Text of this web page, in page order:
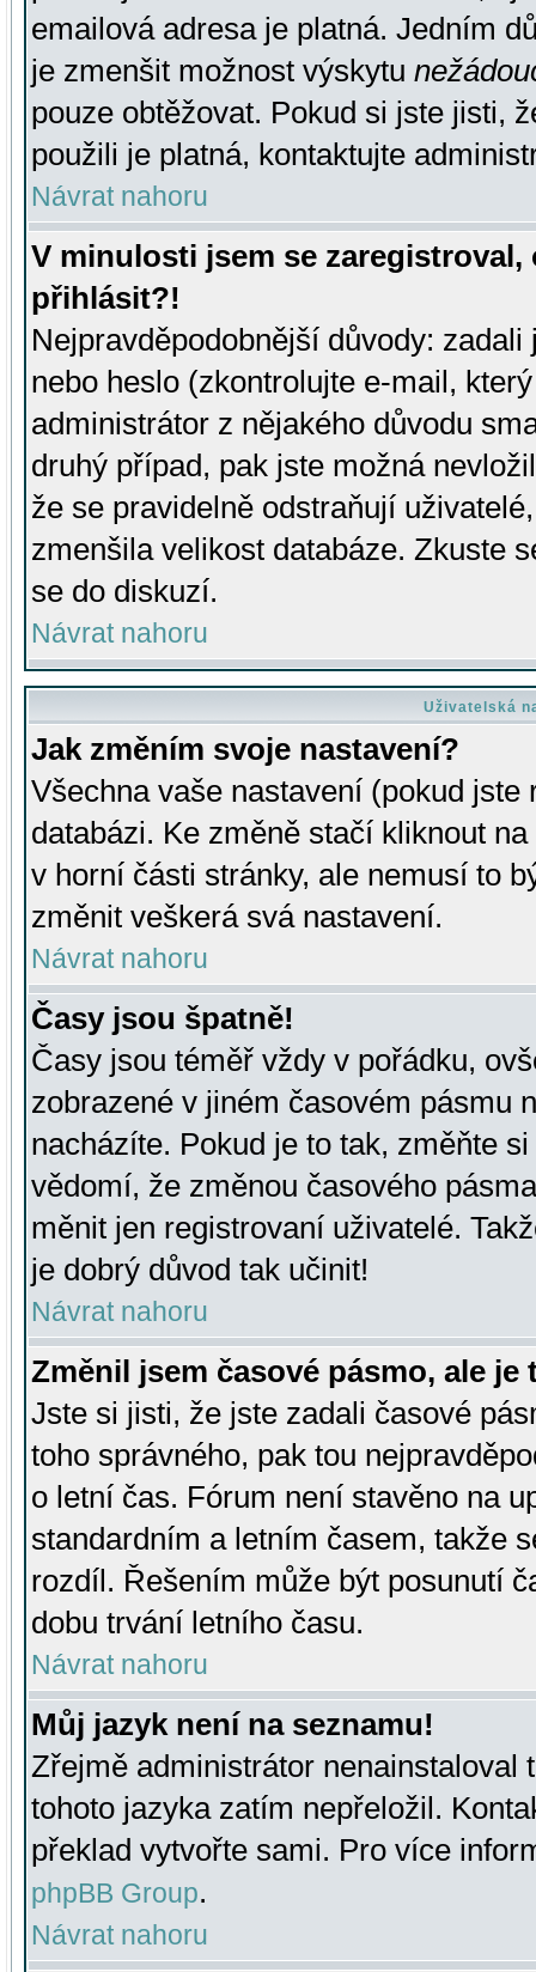
emailová adresa je platná. Jedním
je zmenšit možnost výskytu
pouze obtěžovat. Pokud si jste jisti,
použili je platná, kontaktujte
Návrat nahoru
V minulosti jsem se
přihlásit?!
Nejpravděpodobnější důvody:
nebo heslo (zkontrolujte e-mail,
administrátor z nějakého důvodu
druhý případ, pak jste možná
že se pravidelně odstraňují
zmenšila velikost databáze. Zkuste
se do diskuzí.
Návrat nahoru
Uživatelská
Jak změním svoje nastavení?
Všechna vaše nastavení (pokud
databázi. Ke změně stačí kliknout
v horní části stránky, ale nemusí to
změnit veškerá svá nastavení.
Návrat nahoru
Časy jsou špatně!
Časy jsou téměř vždy v pořádku,
zobrazené v jiném časovém pásmu
nacházíte. Pokud je to tak, změňte
vědomí, že změnou časového
měnit jen registrovaní uživatelé.
je dobrý důvod tak učinit!
Návrat nahoru
Změnil jsem časové pásmo, ale je
Jste si jisti, že jste zadali časové
toho správného, pak tou
o letní čas. Fórum není stavěno na
standardním a letním časem, takže
rozdíl. Řešením může být posunutí
dobu trvání letního času.
Návrat nahoru
Můj jazyk není na seznamu!
Zřejmě administrátor nenainstaloval
tohoto jazyka zatím nepřeložil.
překlad vytvořte sami. Pro více
phpBB Group.
Návrat nahoru